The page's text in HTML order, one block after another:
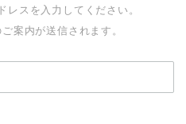
レスを入力してください。
案内が送信されます。